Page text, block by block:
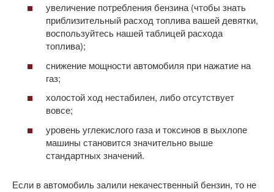
увеличение потребления бензина (чтобы знать
приблизительный расход топлива вашей девятки,
воспользуйтесь нашей таблицей расхода
топлива);
снижение мощности автомобиля при нажатие на
газ;
холостой ход нестабилен, либо отсутствует
вовсе;
уровень углекислого газа и токсинов в выхлопе
машины становится значительно выше
стандартных значений.
Если в автомобиль залили некачественный бензин, то не